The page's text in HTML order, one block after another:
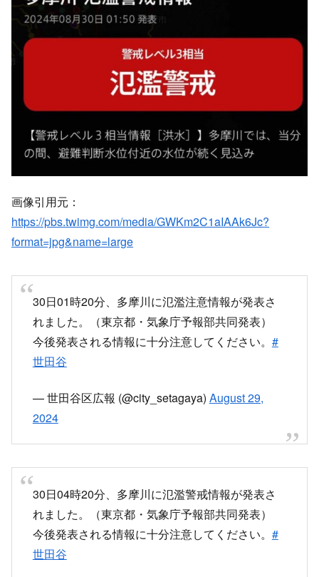
画像引用元：
https://pbs.twimg.com/media/GWKm2C1aIAAk6Jc?
format=jpg&name=large
30日01時20分、多摩川に氾濫注意情報が発表さ
れました。（東京都・気象庁予報部共同発表）
今後発表される情報に十分注意してください。
#
世田谷
— 世田谷区広報 (@city_setagaya) August 29,
2024
30日04時20分、多摩川に氾濫警戒情報が発表さ
れました。（東京都・気象庁予報部共同発表）
今後発表される情報に十分注意してください。
世田谷